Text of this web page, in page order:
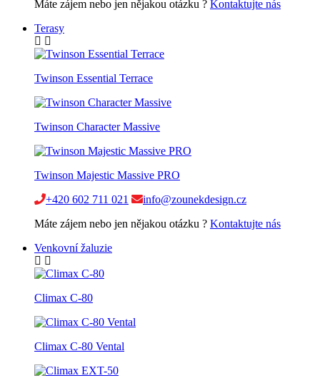
Máte zájem nebo jen nějakou otázku ? Kontaktujte nás
Terasy
Twinson Essential Terrace
Twinson Character Massive
Twinson Majestic Massive PRO
+420 602 711 021
info@zounekdesign.cz
Máte zájem nebo jen nějakou otázku ? Kontaktujte nás
Venkovní žaluzie
Climax C-80
Climax C-80 Vental